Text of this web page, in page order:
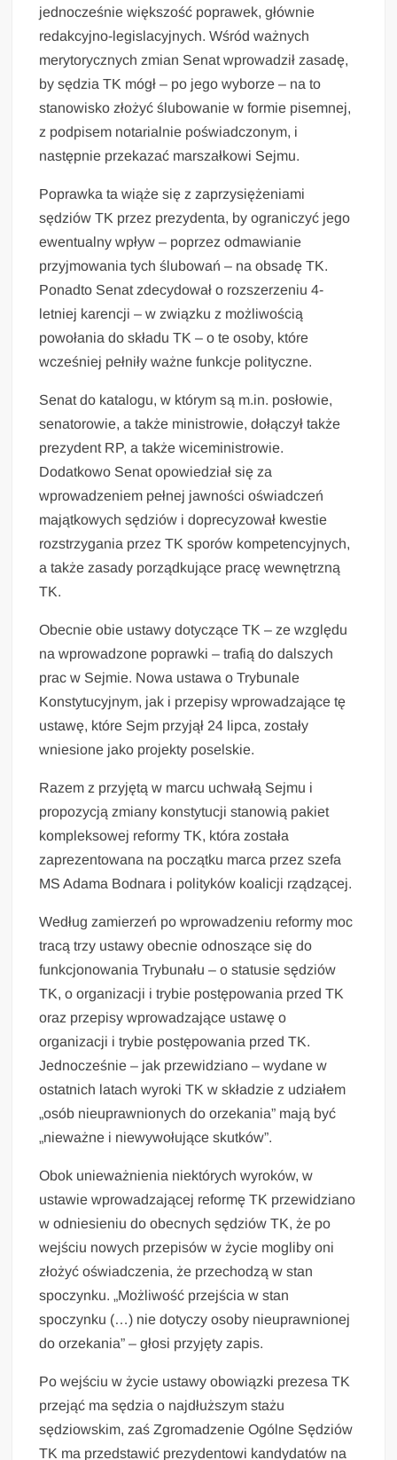
jednocześnie większość poprawek, głównie
redakcyjno-legislacyjnych. Wśród ważnych
merytorycznych zmian Senat wprowadził zasadę,
by sędzia TK mógł – po jego wyborze – na to
stanowisko złożyć ślubowanie w formie pisemnej,
z podpisem notarialnie poświadczonym, i
następnie przekazać marszałkowi Sejmu.
Poprawka ta wiąże się z zaprzysiężeniami
sędziów TK przez prezydenta, by ograniczyć jego
ewentualny wpływ – poprzez odmawianie
przyjmowania tych ślubowań – na obsadę TK.
Ponadto Senat zdecydował o rozszerzeniu 4-
letniej karencji – w związku z możliwością
powołania do składu TK – o te osoby, które
wcześniej pełniły ważne funkcje polityczne.
Senat do katalogu, w którym są m.in. posłowie,
senatorowie, a także ministrowie, dołączył także
prezydent RP, a także wiceministrowie.
Dodatkowo Senat opowiedział się za
wprowadzeniem pełnej jawności oświadczeń
majątkowych sędziów i doprecyzował kwestie
rozstrzygania przez TK sporów kompetencyjnych,
a także zasady porządkujące pracę wewnętrzną
TK.
Obecnie obie ustawy dotyczące TK – ze względu
na wprowadzone poprawki – trafią do dalszych
prac w Sejmie. Nowa ustawa o Trybunale
Konstytucyjnym, jak i przepisy wprowadzające tę
ustawę, które Sejm przyjął 24 lipca, zostały
wniesione jako projekty poselskie.
Razem z przyjętą w marcu uchwałą Sejmu i
propozycją zmiany konstytucji stanowią pakiet
kompleksowej reformy TK, która została
zaprezentowana na początku marca przez szefa
MS Adama Bodnara i polityków koalicji rządzącej.
Według zamierzeń po wprowadzeniu reformy moc
tracą trzy ustawy obecnie odnoszące się do
funkcjonowania Trybunału – o statusie sędziów
TK, o organizacji i trybie postępowania przed TK
oraz przepisy wprowadzające ustawę o
organizacji i trybie postępowania przed TK.
Jednocześnie – jak przewidziano – wydane w
ostatnich latach wyroki TK w składzie z udziałem
„osób nieuprawnionych do orzekania” mają być
„nieważne i niewywołujące skutków”.
Obok unieważnienia niektórych wyroków, w
ustawie wprowadzającej reformę TK przewidziano
w odniesieniu do obecnych sędziów TK, że po
wejściu nowych przepisów w życie mogliby oni
złożyć oświadczenia, że przechodzą w stan
spoczynku. „Możliwość przejścia w stan
spoczynku (…) nie dotyczy osoby nieuprawnionej
do orzekania” – głosi przyjęty zapis.
Po wejściu w życie ustawy obowiązki prezesa TK
przejąć ma sędzia o najdłuższym stażu
sędziowskim, zaś Zgromadzenie Ogólne Sędziów
TK ma przedstawić prezydentowi kandydatów na